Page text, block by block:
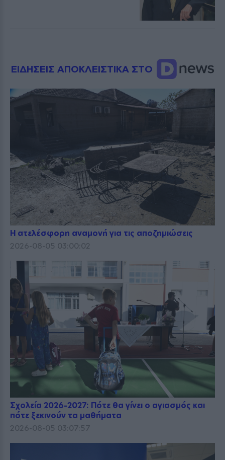
ΕΙΔΗΣΕΙΣ ΑΠΟΚΛΕΙΣΤΙΚΑ ΣΤΟ
Η ατελέσφορη αναμονή για τις αποζημιώσεις
2026-08-05 03:00:02
Σχολεία 2026-2027: Πότε θα γίνει ο αγιασμός και
πότε ξεκινούν τα μαθήματα
2026-08-05 03:07:57